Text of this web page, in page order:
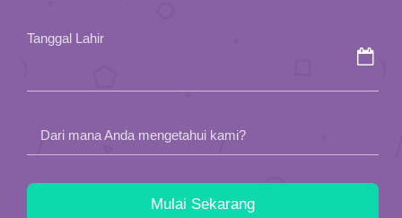
Tanggal Lahir
Dari mana Anda mengetahui kami?